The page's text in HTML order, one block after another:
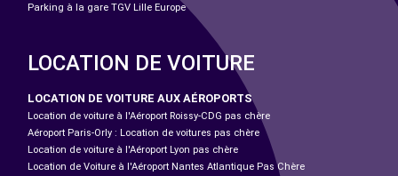
Parking à la gare TGV Lille Europe
LOCATION DE VOITURE
LOCATION DE VOITURE AUX AÉROPORTS
Location de voiture à l'Aéroport Roissy-CDG pas chère
Aéroport Paris-Orly : Location de voitures pas chère
Location de voiture à l'Aéroport Lyon pas chère
Location de Voiture à l'Aéroport Nantes Atlantique Pas Chère